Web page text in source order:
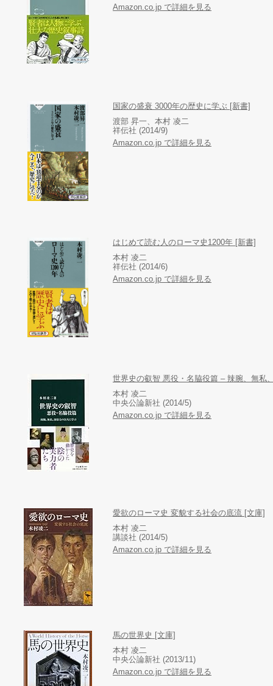
Amazon.co.jp で詳細を見る
国家の盛衰 3000年の歴史に学ぶ [新書]
渡部 昇一、本村 凌二
祥伝社 (2014/9)
Amazon.co.jp で詳細を見る
はじめて読む人のローマ史1200年 [新書]
本村 凌二
祥伝社 (2014/6)
Amazon.co.jp で詳細を見る
世界史の叡智 悪役・名脇役篇 – 辣腕、無私
本村 凌二
中央公論新社 (2014/5)
Amazon.co.jp で詳細を見る
愛欲のローマ史 変貌する社会の底流 [文庫]
本村 凌二
講談社 (2014/5)
Amazon.co.jp で詳細を見る
馬の世界史 [文庫]
本村 凌二
中央公論新社 (2013/11)
Amazon.co.jp で詳細を見る